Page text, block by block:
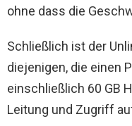
ohne dass die
Schließlich ist der
diejenigen, die einen
einschließlich 60 GB
Leitung und Zugriff